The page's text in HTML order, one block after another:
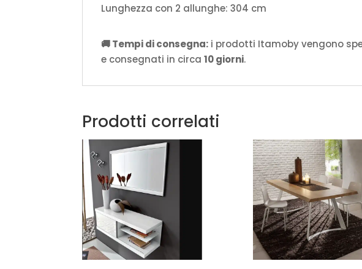
Lunghezza con 2 allunghe: 304 cm
🚚 Tempi di consegna: i prodotti Itamoby vengono
e consegnati in circa10 giorni.
Prodotti correlati